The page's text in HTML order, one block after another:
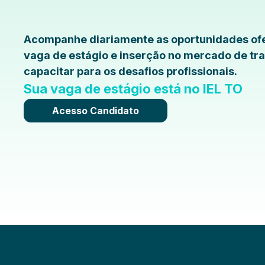
Acompanhe diariamente as oportunidades
vaga de estágio e inserção no mercado de
capacitar para os desafios profissionais.
Sua vaga de estágio está no IEL TO
Acesso Candidato